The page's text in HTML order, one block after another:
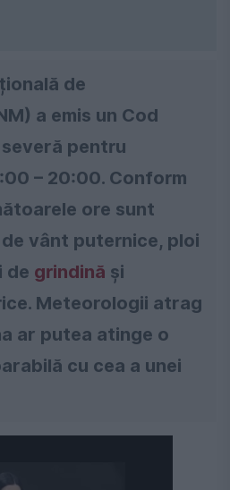
de
a emis un Cod
pentru
– 20:00. Conform
ore sunt
vânt puternice, ploi
de grindină și
Meteorologii atrag
ar putea atinge o
cu cea a unei